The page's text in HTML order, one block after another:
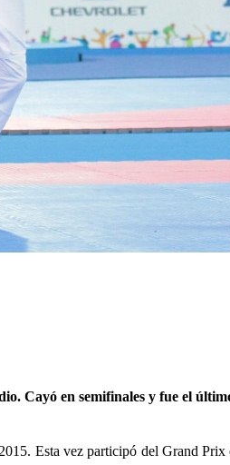
Cayó en semifinales y fue el
Esta vez participó del Grand